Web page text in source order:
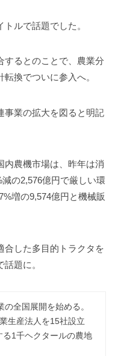
ルで話題でした。
するとのことで、農業分
換でついに参入へ。
事業の拡大を図ると明記
内農機市場は、昨年は消
の2,576億円で厳しい環
増の9,574億円と機械販
合した多目的トラクタを
題に。
全国展開を始める。
生産法人を15社設立
る1千ヘクタールの農地